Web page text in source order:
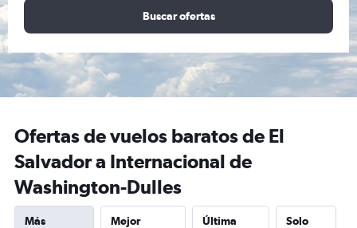
Buscar ofertas
Ofertas de vuelos baratos de El
Salvador a Internacional de
Washington-Dulles
Más
Mejor
Última
Solo